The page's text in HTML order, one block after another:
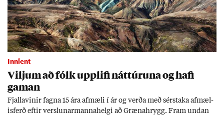
Innlent
Vilj­um að fólk upp­lifi nátt­úr­una og hafi
gam­an
Fjalla­vin­ir fagna 15 ára af­mæli í ár og verða með sér­staka af­mæl­
is­ferð eft­ir versl­un­ar­manna­helgi að Græna­hrygg. Fram und­an